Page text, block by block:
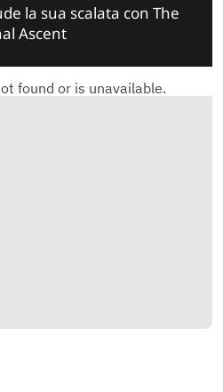
la sua scalata con The
Ascent